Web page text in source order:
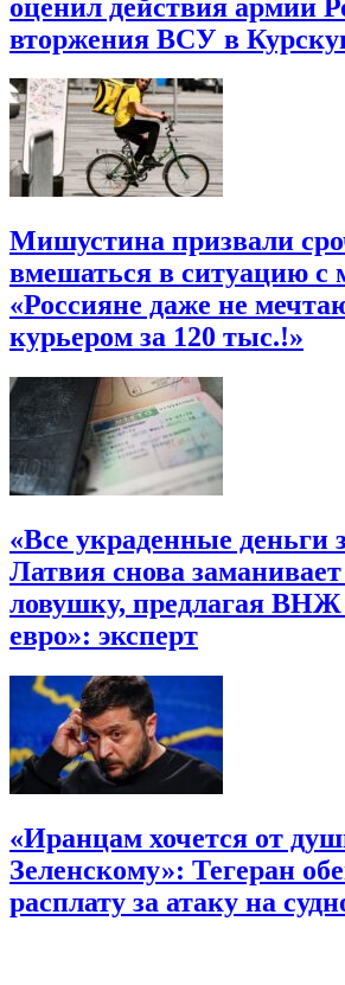
оценил действия армии
вторжения ВСУ в
Мишустина призвали
вмешаться в ситуацию с
«Россияне даже не
курьером за 120 тыс.!»
«Все украденные деньги
Латвия снова
ловушку, предлагая ВНЖ
евро»: эксперт
«Иранцам хочется от
Зеленскому»: Тегеран
расплату за атаку на